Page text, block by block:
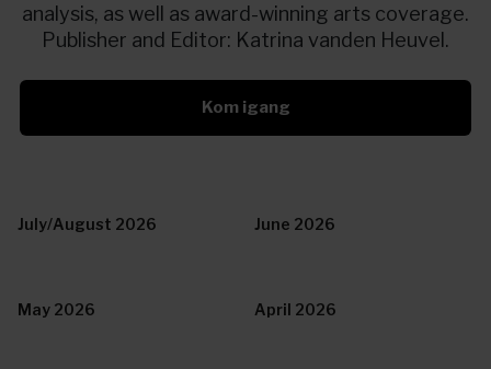
Prøv en måned gratis
analysis, as well as award-winning arts coverage.
Publisher and Editor: Katrina vanden Heuvel.
Kom igang
July/August 2026 June 2026
May 2026 April 2026